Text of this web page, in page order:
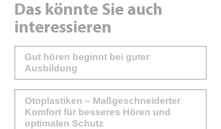
Das könnte Sie auch
interessieren
Gut hören beginnt bei guter
Ausbildung
Otoplastiken – Maßgeschneiderter
Komfort für besseres Hören und
optimalen Schutz